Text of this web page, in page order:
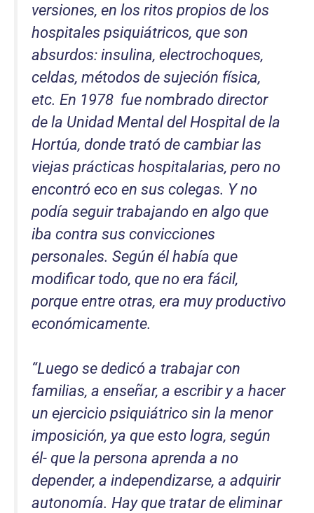
versiones, en los ritos propios de los
hospitales psiquiátricos, que son
absurdos: insulina, electrochoques,
celdas, métodos de sujeción física,
etc. En 1978 fue nombrado director
de la Unidad Mental del Hospital de la
Hortúa, donde trató de cambiar las
viejas prácticas hospitalarias, pero no
encontró eco en sus colegas. Y no
podía seguir trabajando en algo que
iba contra sus convicciones
personales. Según él había que
modificar todo, que no era fácil,
porque entre otras, era muy productivo
económicamente.
“Luego se dedicó a trabajar con
familias, a enseñar, a escribir y a hacer
un ejercicio psiquiátrico sin la menor
imposición, ya que esto logra, según
él- que la persona aprenda a no
depender, a independizarse, a adquirir
autonomía. Hay que tratar de eliminar